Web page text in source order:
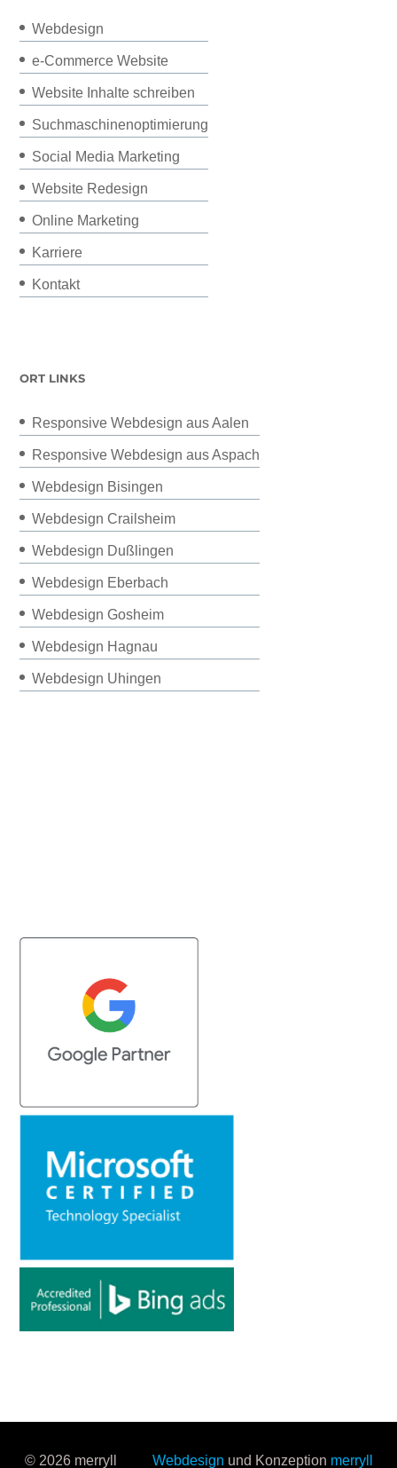
Webdesign
e-Commerce Website
Website Inhalte schreiben
Suchmaschinenoptimierung
Social Media Marketing
Website Redesign
Online Marketing
Karriere
Kontakt
ORT LINKS
Responsive Webdesign aus Aalen
Responsive Webdesign aus Aspach
Webdesign Bisingen
Webdesign Crailsheim
Webdesign Dußlingen
Webdesign Eberbach
Webdesign Gosheim
Webdesign Hagnau
Webdesign Uhingen
© 2026 merryll Webdesign und Konzeption merryll